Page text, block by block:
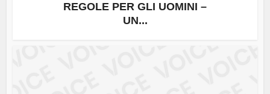
REGOLE PER GLI UOMINI –
UN...